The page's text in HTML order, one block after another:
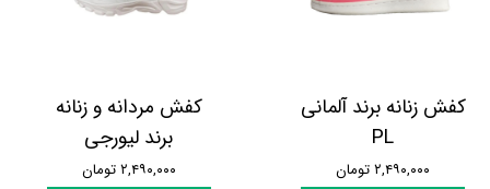
کفش زنانه برند آلمانی
PL
۲,۴۹۰,۰۰۰ تومان
کفش مردانه و زنانه
برند لیورجی
۲,۴۹۰,۰۰۰ تومان